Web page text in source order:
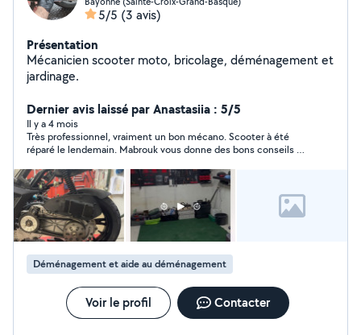
5/5 (3 avis)
Présentation
Mécanicien scooter moto, bricolage, déménagement et
jardinage.
Dernier avis laissé par Anastasiia : 5/5
Il y a 4 mois
Très professionnel, vraiment un bon mécano. Scooter à été
réparé le lendemain. Mabrouk vous donne des bons conseils et
Déménagement et aide au déménagement
Voir le profil Contacter